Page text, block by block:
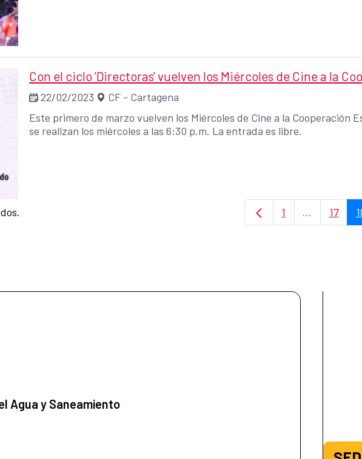
Con el ciclo 'Directoras' vuelven los Miércoles de Cine a la
22/02/2023
CF - Cartagena
Este primero de marzo vuelven los Miércoles de Cine a la Cooperación
se realizan los miércoles a las 6:30 p.m. La entrada es libre.
Página
1 ...Páginas
17
Agua y Saneamiento